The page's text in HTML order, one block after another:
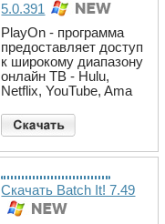
5.0.391
PlayOn - программа
предоставляет доступ
к широкому диапазону
онлайн ТВ - Hulu,
Netflix, YouTube, Ama
Скачать Batch It! 7.49